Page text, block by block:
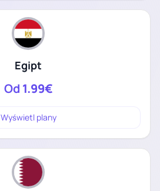
Egipt
Od 1.99€
Wyświetl plany